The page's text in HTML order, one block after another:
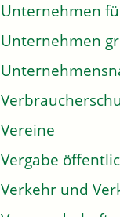
Unternehmen
Unternehmen
Vereine
Vergabe
Verkehr und